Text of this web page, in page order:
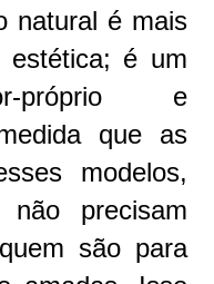
natural é mais
estética; é um
e
que as
modelos,
precisam
são para